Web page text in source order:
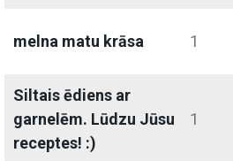
melna matu krāsa 1
Siltais ēdiens ar
garnelēm. Lūdzu Jūsu
receptes! :)
1